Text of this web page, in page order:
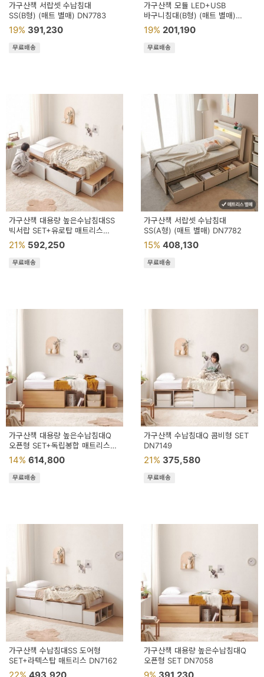
가구산책 서랍셋 수납침대
SS(B형) (매트 별매) DN7783
19% 391,230
무료배송
가구산책 모듈 LED+USB
바구니침대(B형) (매트 별매)
DN7747
19% 201,190
무료배송
가구산책 대용량 높은수납침대SS
빅서랍 SET+유로탑 매트리스
DN7013
21% 592,250
무료배송
가구산책 서랍셋 수납침대
SS(A형) (매트 별매) DN7782
15% 408,130
무료배송
가구산책 대용량 높은수납침대Q
오픈형 SET+독립봉합 매트리스
DN7059
14% 614,800
무료배송
가구산책 수납침대Q 콤비형 SET
DN7149
21% 375,580
무료배송
가구산책 수납침대SS 도어형
SET+라텍스탑 매트리스 DN7162
가구산책 대용량 높은수납침대Q
오픈형 SET DN7058